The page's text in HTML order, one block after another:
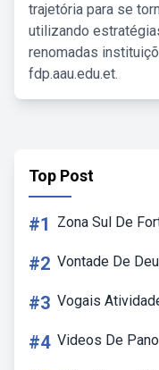
trajetória para se
utilizando
renomadas
fdp.aau.edu.et.
Top Post
#1 Zona Sul De
#2 Vontade De
#3 Vogais
#4 Videos De